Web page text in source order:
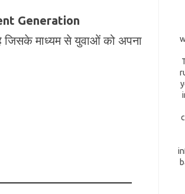
Generation
जिसके माध्यम से युवाओं को अपना